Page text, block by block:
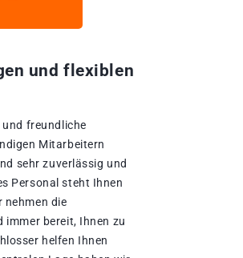
und flexiblen
und freundliche
Mitarbeitern
sehr zuverlässig und
Personal steht Ihnen
nehmen die
immer bereit, Ihnen zu
helfen Ihnen